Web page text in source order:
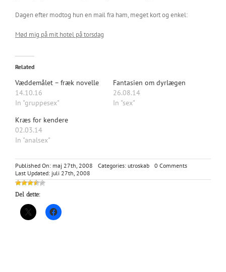
Dagen efter modtog hun en mail fra ham, meget kort og enkel:
Mød mig på mit hotel på torsdag
Related
Væddemålet – fræk novelle
14.10.16
In "gruppesex"
Fantasien om dyrlægen
26.08.14
In "sex"
Kræs for kendere
02.03.14
In "analsex"
Published On: maj 27th, 2008 Categories: utroskab 0 Commentson
i
Last Updated: juli 27th, 2008
Del dette: